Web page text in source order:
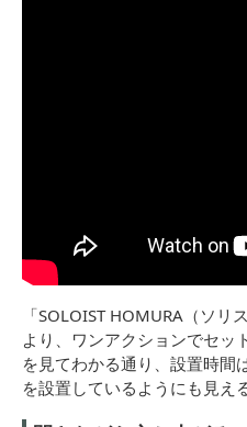
「SOLOIST HOMURA（ソ
より、ワンアクションでセッ
を見てわかる通り、設置時間
を設置しているようにも見え